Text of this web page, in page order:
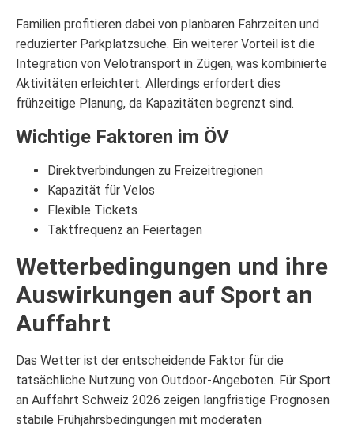
Familien profitieren dabei von planbaren Fahrzeiten und
reduzierter Parkplatzsuche. Ein weiterer Vorteil ist die
Integration von Velotransport in Zügen, was kombinierte
Aktivitäten erleichtert. Allerdings erfordert dies
frühzeitige Planung, da Kapazitäten begrenzt sind.
Wichtige Faktoren im ÖV
Direktverbindungen zu Freizeitregionen
Kapazität für Velos
Flexible Tickets
Taktfrequenz an Feiertagen
Wetterbedingungen und ihre
Auswirkungen auf Sport an
Auffahrt
Das Wetter ist der entscheidende Faktor für die
tatsächliche Nutzung von Outdoor-Angeboten. Für Sport
an Auffahrt Schweiz 2026 zeigen langfristige Prognosen
stabile Frühjahrsbedingungen mit moderaten